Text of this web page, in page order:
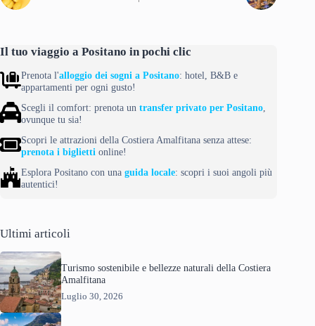
Il tuo viaggio a Positano in pochi clic
Prenota l'alloggio dei sogni a Positano: hotel, B&B e
appartamenti per ogni gusto!
Scegli il comfort: prenota un transfer privato per Positano
ovunque tu sia!
Scopri le attrazioni della Costiera Amalfitana senza attese:
prenota i biglietti online!
Esplora Positano con una guida locale: scopri i suoi angoli più
autentici!
Ultimi articoli
Turismo sostenibile e bellezze naturali della Costiera
Amalfitana
Luglio 30, 2026